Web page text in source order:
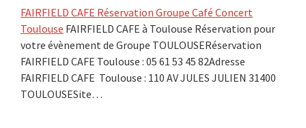
FAIRFIELD CAFE Réservation Groupe Café Concert
Toulouse FAIRFIELD CAFE à Toulouse Réservation pour
votre évènement de Groupe TOULOUSERéservation
FAIRFIELD CAFE Toulouse : 05 61 53 45 82Adresse
FAIRFIELD CAFE Toulouse : 110 AV JULES JULIEN 31400
TOULOUSESite…